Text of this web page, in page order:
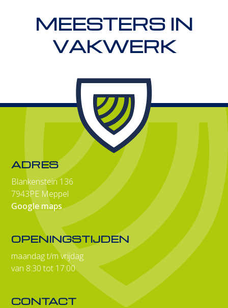
MEESTERS IN
VAKWERK
ADRES
Blankenstein 136
7943PE Meppel
Google maps
OPENINGSTIJDEN
maandag t/m vrijdag
van 8:30 tot 17:00
CONTACT